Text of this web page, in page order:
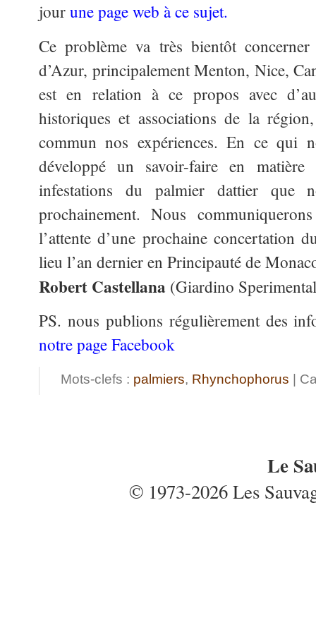
jourune page web à ce sujet.
Ce problème va très bientôt
d’Azur, principalement Menton, Nice,
est en relation à ce propos avec
historiques et associations de la
commun nos expériences. En ce qui
développé un savoir-faire en
infestations du palmier dattier que
prochainement. Nous
l’attente d’une prochaine concertation
lieu l’an dernier en Principauté de
Robert Castellana (Giardino
PS. nous publions régulièrement des
notre page Facebook
Mots-clefs : palmiers, Rhynchophorus |
Le
© 1973-2026 Les